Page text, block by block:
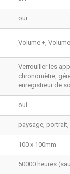
oui
Volume +,
Verrouiller les
chronomètre,
enregistreur de
oui
paysage,
100 x 100mm
50000 heures